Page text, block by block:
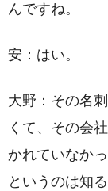
んですね。
安：はい。
大野：その名
くて、その会
かれていなか
というのは知